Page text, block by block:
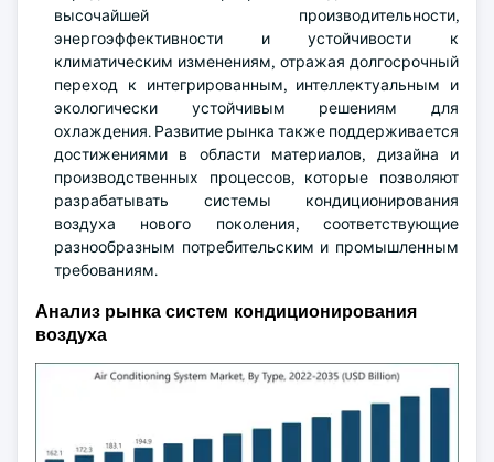
высочайшей производительности,
энергоэффективности и устойчивости к
климатическим изменениям, отражая долгосрочный
переход к интегрированным, интеллектуальным и
экологически устойчивым решениям для
охлаждения. Развитие рынка также поддерживается
достижениями в области материалов, дизайна и
производственных процессов, которые позволяют
разрабатывать системы кондиционирования
воздуха нового поколения, соответствующие
разнообразным потребительским и промышленным
требованиям.
Анализ рынка систем кондиционирования
воздуха